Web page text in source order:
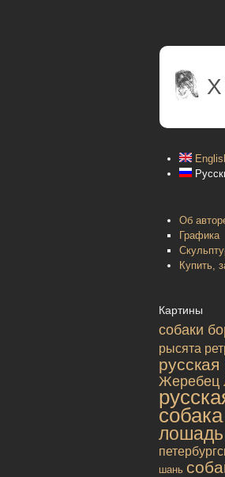
Об
Графика
Купить,
Картины
собаки
рысята
Жеребец
собака
лошадь
шань